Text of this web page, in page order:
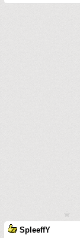
SpleeffY